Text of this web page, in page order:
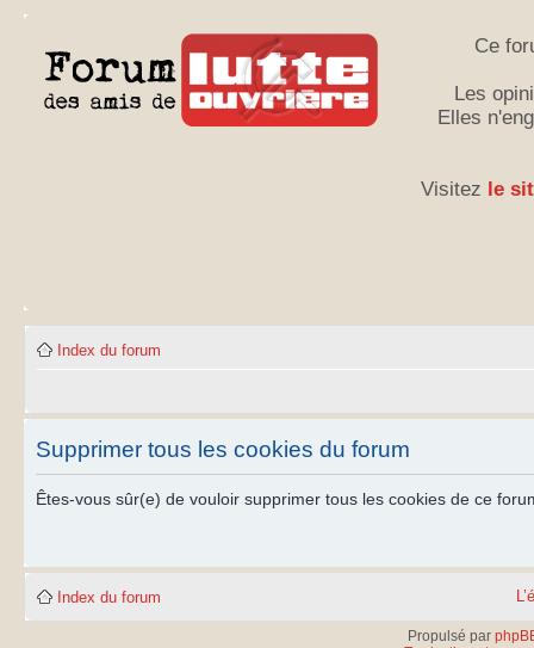
Ce
Les
Elles
Visitez le
Index du forum
Supprimer tous les cookies du forum
Êtes-vous sûr(e) de vouloir supprimer tous les cookies de ce
Index du forum
Propulsé par